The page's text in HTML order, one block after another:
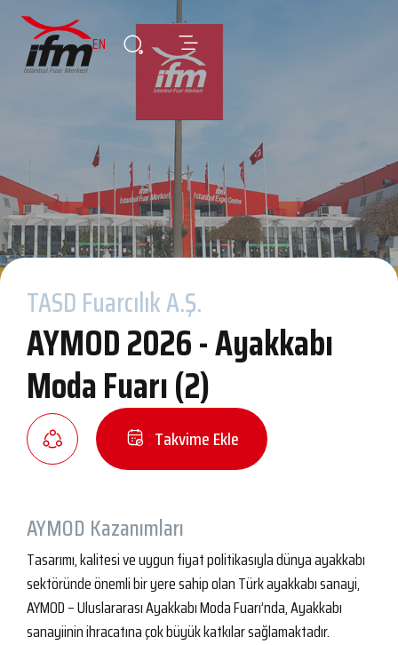
EN
TASD Fuarcılık A.Ş.
AYMOD 2026 - Ayakkabı
Moda Fuarı (2)
Takvime Ekle
AYMOD Kazanımları
Tasarımı, kalitesi ve uygun fiyat politikasıyla dünya ayakkabı
sektöründe önemli bir yere sahip olan Türk ayakkabı sanayi,
AYMOD – Uluslararası Ayakkabı Moda Fuarı’nda, Ayakkabı
sanayiinin ihracatına çok büyük katkılar sağlamaktadır.